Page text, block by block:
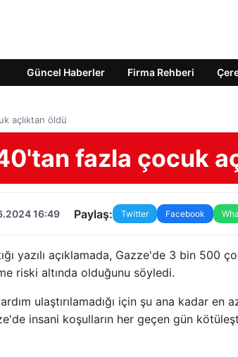
Güncel Haberler Firma Rehberi
açlıktan öldü
fazla çocuk
16:49 Paylaş: Twitter Facebook
yazılı açıklamada, Gazze'de 3 bin 500
riski altında olduğunu söyledi.
ulaştırılamadığı için şu ana kadar en
insani koşulların her geçen gün